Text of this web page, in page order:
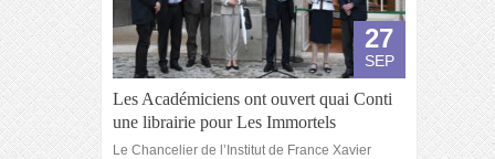
27
SEP
Les Académiciens ont ouvert quai Conti
une librairie pour Les Immortels
Le Chancelier de l’Institut de France Xavier